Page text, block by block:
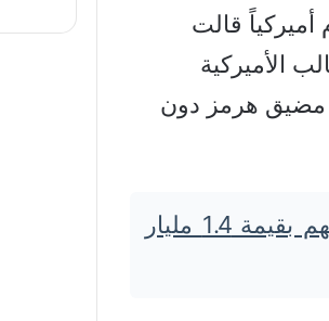
قالت
الأميركية
مضيق هرمز دون
كومرتس بنك يعتزم إعادة شراء أسهم بقيمة 1.4 مليار